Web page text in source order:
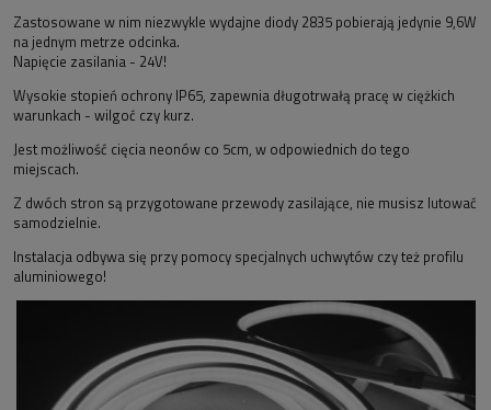
Zastosowane w nim niezwykle wydajne diody 2835 pobierają jedynie 9,6W
na jednym metrze odcinka.
Napięcie zasilania - 24V!
Wysokie stopień ochrony IP65, zapewnia długotrwałą pracę w ciężkich
warunkach - wilgoć czy kurz.
Jest możliwość cięcia neonów co 5cm, w odpowiednich do tego
miejscach.
Z dwóch stron są przygotowane przewody zasilające, nie musisz lutować
samodzielnie.
Instalacja odbywa się przy pomocy specjalnych uchwytów czy też profilu
aluminiowego!